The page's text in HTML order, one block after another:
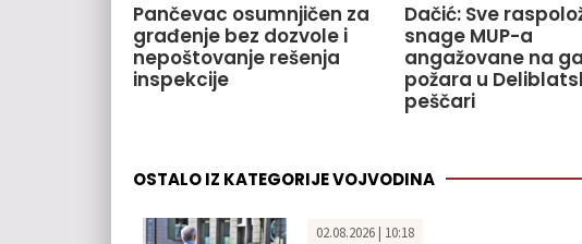
Pančevac osumnjičen za
građenje bez dozvole i
nepoštovanje rešenja
inspekcije
Dačić: Sve
snage MUP-a
angažovane na
požara u
peščari
OSTALO IZ KATEGORIJE VOJVODINA
02.08.2026 | 10:18